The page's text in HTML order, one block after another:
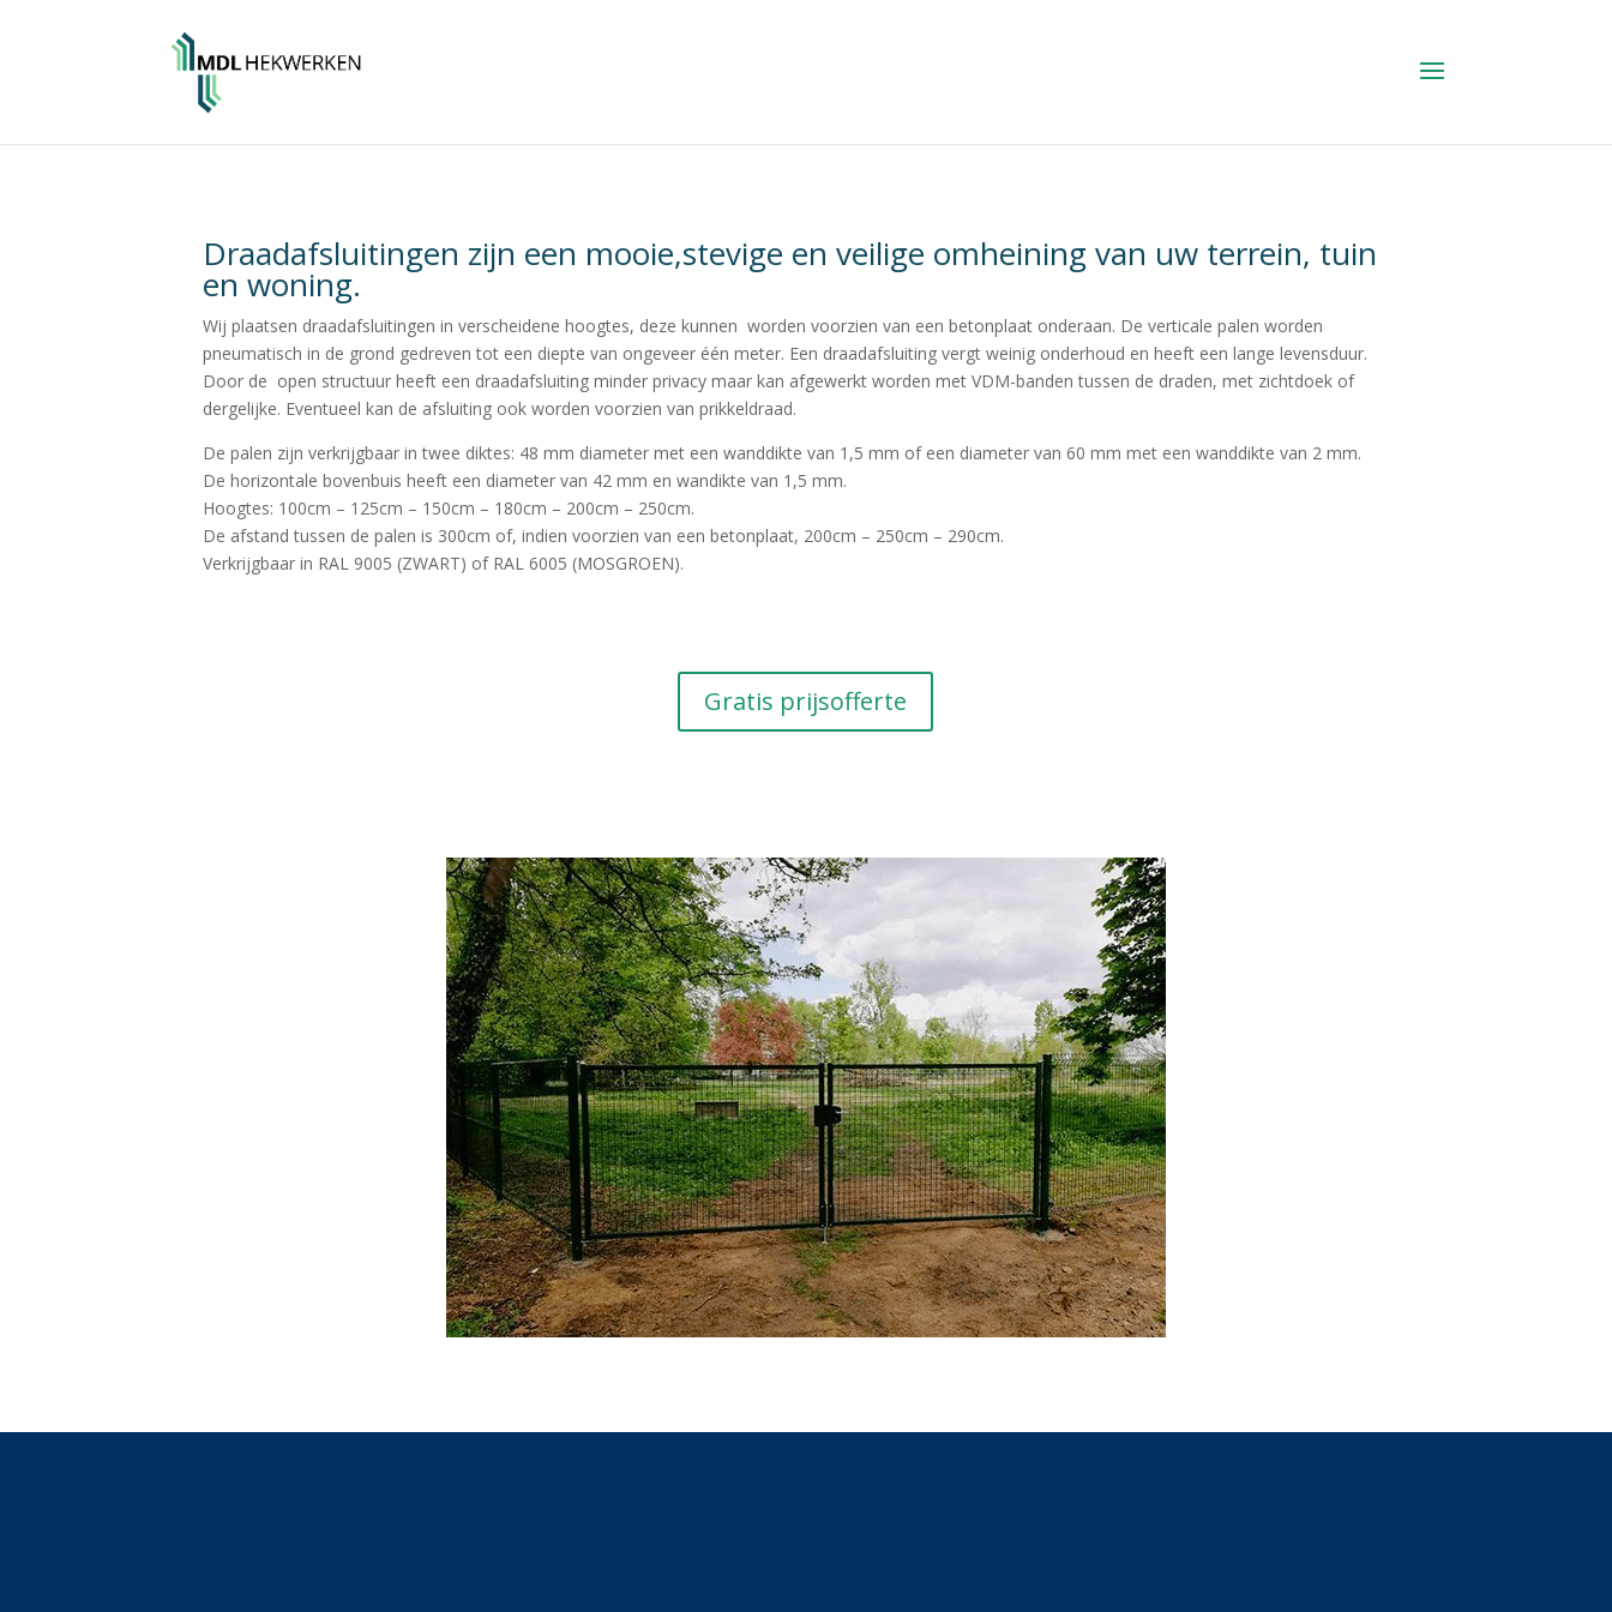
Draadafsluitingen zijn een mooie,stevige en veilige omheining van uw terrein, tuin
en woning.
Wij plaatsen draadafsluitingen in verscheidene hoogtes, deze kunnen worden voorzien van een betonplaat onderaan. De verticale palen worden
pneumatisch in de grond gedreven tot een diepte van ongeveer één meter. Een draadafsluiting vergt weinig onderhoud en heeft een lange levensduur.
Door de open structuur heeft een draadafsluiting minder privacy maar kan afgewerkt worden met VDM-banden tussen de draden, met zichtdoek of
dergelijke. Eventueel kan de afsluiting ook worden voorzien van prikkeldraad.
De palen zijn verkrijgbaar in twee diktes: 48 mm diameter met een wanddikte van 1,5 mm of een diameter van 60 mm met een wanddikte van 2 mm.
De horizontale bovenbuis heeft een diameter van 42 mm en wandikte van 1,5 mm.
Hoogtes: 100cm – 125cm – 150cm – 180cm – 200cm – 250cm.
De afstand tussen de palen is 300cm of, indien voorzien van een betonplaat, 200cm – 250cm – 290cm.
Verkrijgbaar in RAL 9005 (ZWART) of RAL 6005 (MOSGROEN).
Gratis prijsofferte